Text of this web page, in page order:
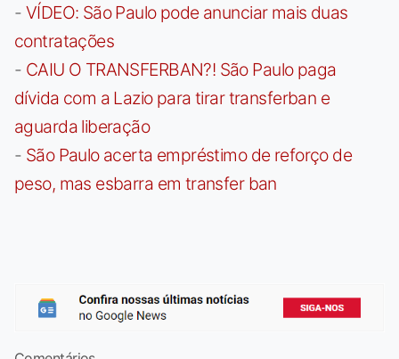
- VÍDEO: São Paulo pode anunciar mais duas
contratações
- CAIU O TRANSFERBAN?! São Paulo paga
dívida com a Lazio para tirar transferban e
aguarda liberação
- São Paulo acerta empréstimo de reforço de
peso, mas esbarra em transfer ban